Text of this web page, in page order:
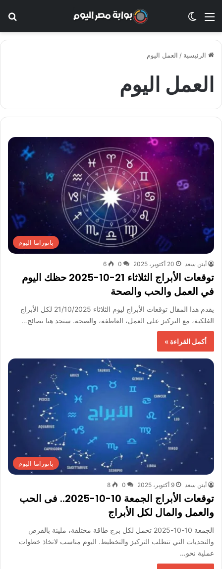
القائمة الوضع المظلم
الرئيسية / العمل اليوم
العمل اليوم
بانوراما اليوم
أيتن سعد 20 أكتوبر، 2025 0
6
توقعات الأبراج الثلاثاء 21-10-2025 حظك اليوم
في العمل والحب والصحة
يقدم هذا المقال توقعات الأبراج ليوم الثلاثاء 21/10/2025 لكل الأبراج
الفلكية، مع التركيز على العمل، العاطفة، والصحة. ستجد هنا نصائح…
أكمل القراءة »
بانوراما اليوم
أيتن سعد 9 أكتوبر، 2025 0
8
توقعات الأبراج الجمعة 10-10-2025.. فى الحب
والعمل والمال لكل الأبراج
الجمعة 10-10-2025 تحمل لكل برج طاقة مختلفة، مليئة بالفرص
والتحديات التي تتطلب التركيز والتخطيط. اليوم مناسب لاتخاذ خطوات
عملية نحو…